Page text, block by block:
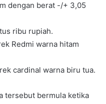
dengan berat -/+ 3,05
ribu rupiah.
Redmi warna hitam
cardinal warna biru tua.
tersebut bermula ketika